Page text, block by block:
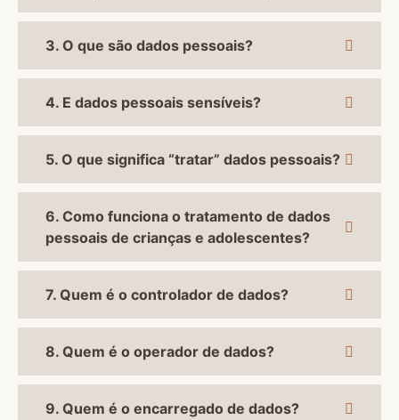
3. O que são dados pessoais?
4. E dados pessoais sensíveis?
5. O que significa “tratar” dados pessoais?
6. Como funciona o tratamento de dados
pessoais de crianças e adolescentes?
7. Quem é o controlador de dados?
8. Quem é o operador de dados?
9. Quem é o encarregado de dados?